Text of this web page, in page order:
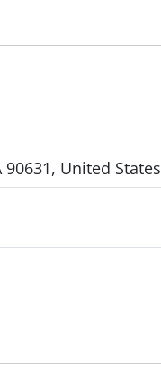
90631, United States